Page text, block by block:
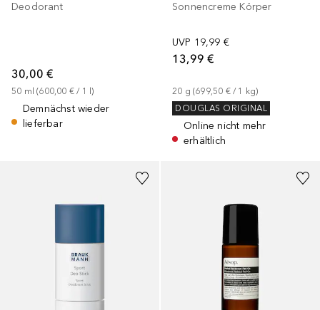
Deodorant
30,00 €
50 ml (600,00 € / 1 l)
Demnächst wieder
lieferbar
Sonnencreme Körper
UVP 19,99 €
13,99 €
20 g (699,50 € / 1 kg)
DOUGLAS ORIGINAL
Online nicht mehr
erhältlich